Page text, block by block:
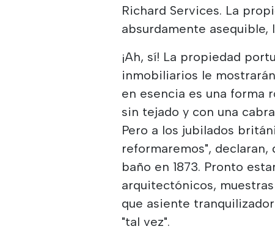
Richard Services. La
absurdamente asequible,
¡Ah, sí! La propiedad
inmobiliarios le
en esencia es una forma
sin tejado y con una
Pero a los jubilados
reformaremos",
baño en 1873. Pronto
arquitectónicos,
que asiente
"tal vez".